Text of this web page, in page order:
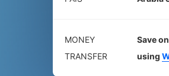
MONEY
TRANSFER
Save
using